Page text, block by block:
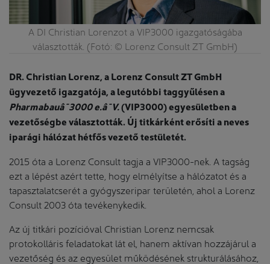
A DI Christian Lorenzot a VIP3000 igazgatóságába
választották. (Fotó: © Lorenz Consult ZT GmbH)
DR. Christian Lorenz, a Lorenz Consult ZT GmbH
ügyvezető igazgatója, a legutóbbi taggyűlésen a
Pharmabauâ¯3000 e.â¯V.(VIP3000) egyesületben a
vezetőségbe választották. Új titkárként erősíti a neves
iparági hálózat hétfős vezető testületét.
2015 óta a Lorenz Consult tagja a VIP3000-nek. A tagság
ezt a lépést azért tette, hogy elmélyítse a hálózatot és a
tapasztalatcserét a gyógyszeripar területén, ahol a Lorenz
Consult 2003 óta tevékenykedik.
Az új titkári pozícióval Christian Lorenz nemcsak
protokolláris feladatokat lát el, hanem aktívan hozzájárul a
vezetőség és az egyesület működésének strukturálásához,